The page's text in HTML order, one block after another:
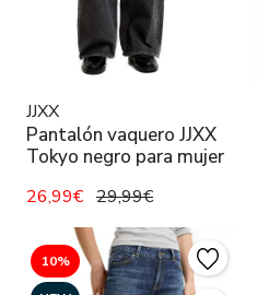
JJXX
Pantalón vaquero JJXX
Tokyo negro para mujer
26,99€ 29,99€
10%